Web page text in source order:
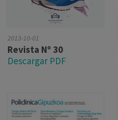
2013-10-01
Revista Nº 30
Descargar PDF